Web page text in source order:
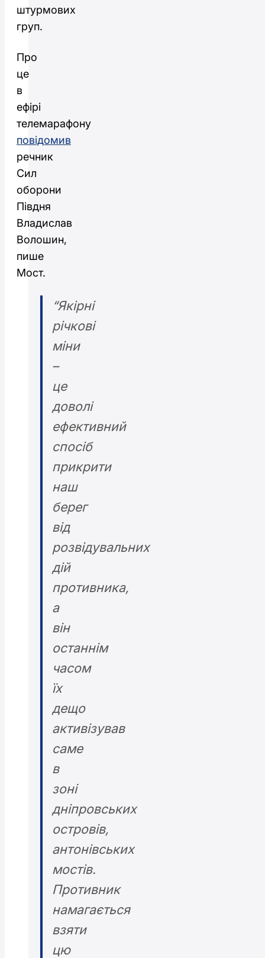
штурмових
груп.
Про
це
в
ефірі
телемарафону
повідомив
речник
Сил
оборони
Півдня
Владислав
Волошин,
пише
Мост.
“Якірні
річкові
міни
–
це
доволі
ефективний
спосіб
прикрити
наш
берег
від
розвідувальних
дій
противника,
а
він
останнім
часом
їх
дещо
активізував
саме
в
зоні
дніпровських
островів,
антонівських
мостів.
Противник
намагається
взяти
цю